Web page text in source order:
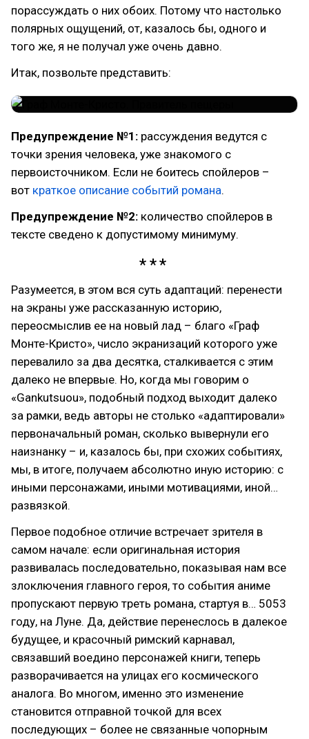
порассуждать о них обоих. Потому что настолько
полярных ощущений, от, казалось бы, одного и
того же, я не получал уже очень давно.
Итак, позвольте представить:
Предупреждение №1: рассуждения ведутся с
точки зрения человека, уже знакомого с
первоисточником. Если не боитесь спойлеров –
вот краткое описание событий романа.
Предупреждение №2: количество спойлеров в
тексте сведено к допустимому минимуму.
Разумеется, в этом вся суть адаптаций: перенести
на экраны уже рассказанную историю,
переосмыслив ее на новый лад – благо «Граф
Монте-Кристо», число экранизаций которого уже
перевалило за два десятка, сталкивается с этим
далеко не впервые. Но, когда мы говорим о
«Gankutsuou», подобный подход выходит далеко
за рамки, ведь авторы не столько «адаптировали»
первоначальный роман, сколько вывернули его
наизнанку – и, казалось бы, при схожих событиях,
мы, в итоге, получаем абсолютно иную историю: с
иными персонажами, иными мотивациями, иной…
развязкой.
Первое подобное отличие встречает зрителя в
самом начале: если оригинальная история
развивалась последовательно, показывая нам все
злоключения главного героя, то события аниме
пропускают первую треть романа, стартуя в… 5053
году, на Луне. Да, действие перенеслось в далекое
будущее, и красочный римский карнавал,
связавший воедино персонажей книги, теперь
разворачивается на улицах его космического
аналога. Во многом, именно это изменение
становится отправной точкой для всех
последующих – более не связанные чопорным